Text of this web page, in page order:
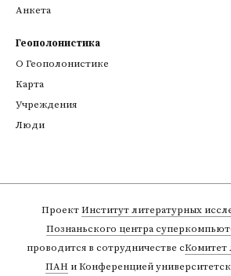
Анкета
Геополонистика
О Геополонистике
Kарта
Учреждения
Люди
ПроектИнститут литературных
Познаньского центра
проводится в сотрудничестве сКомитет
ПАНи Конференцией